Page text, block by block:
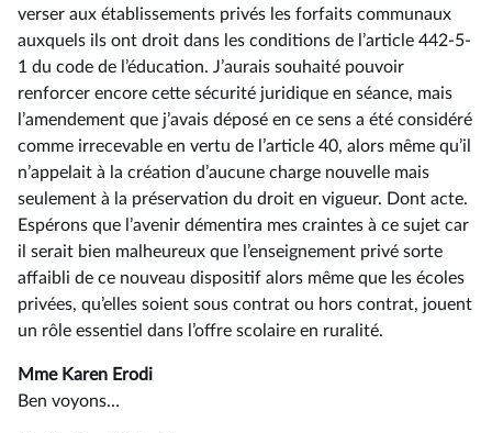
verser aux établissements privés les forfaits communaux
auxquels ils ont droit dans les conditions de l’article 442-5-
1 du code de l’éducation. J’aurais souhaité pouvoir
renforcer encore cette sécurité juridique en séance, mais
l’amendement que j’avais déposé en ce sens a été considéré
comme irrecevable en vertu de l’article 40, alors même qu’il
n’appelait à la création d’aucune charge nouvelle mais
seulement à la préservation du droit en vigueur. Dont acte.
Espérons que l’avenir démentira mes craintes à ce sujet car
il serait bien malheureux que l’enseignement privé sorte
affaibli de ce nouveau dispositif alors même que les écoles
privées, qu’elles soient sous contrat ou hors contrat, jouent
un rôle essentiel dans l’offre scolaire en ruralité.
Mme Karen Erodi
Ben voyons…